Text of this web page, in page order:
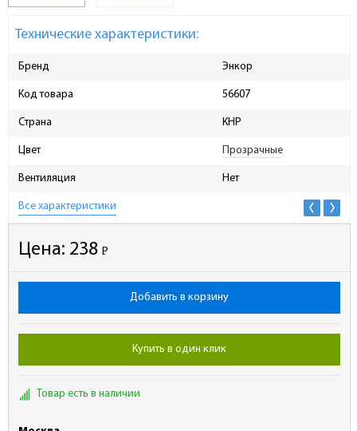
Технические характеристики:
Бренд Энкор
Код товара 56607
Страна КНР
Цвет Прозрачные
Вентиляция Нет
Все характеристики
Цена: 238 Р
-
Добавить в корзину
Купить в один клик
Товар есть в наличии